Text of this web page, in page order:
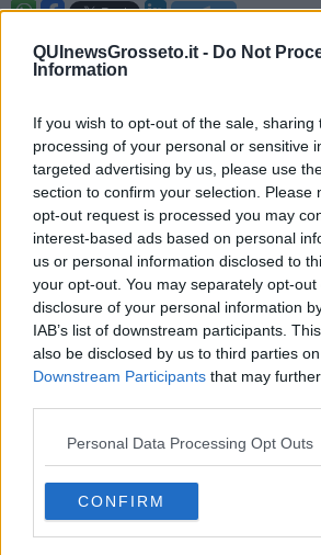
QUInewsGrosseto.it - Do Not
Information
If you wish to opt-out of the sale, sharing
processing of your personal or sensitive
targeted advertising by us, please use
section to confirm your selection. Please
opt-out request is processed you may
interest-based ads based on personal
us or personal information disclosed to
your opt-out. You may separately opt-
disclosure of your personal information
IAB’s list of downstream participants.
also be disclosed by us to third parties
Downstream Participants that may
Personal Data Processing Opt Outs
CONFIRM
CASTELFIORENTINO —Miss Toscana ha
Passaponti, lastudentessa senese
Guerriero.
E sarà dunque Ofelia - a Siena
rappresentare la Toscana sulle passerelle
testa alla delegazione di Miss in arrivo dal
successo sfaccettato: ha vinto infatti come
internet la fascia diMiss Social
Occhi marroni, capelli castani, segno
ha già in tasca la laurea triennale in
e adesso prosegue il suo
nell'ateneo senese. Traguardo: laurea
tecniche della comunicazione.
La prefinale del concorso nazionale si terrà
Numana, nelle Marche. La delegazione
Ofelia Passaponti conterà anche
Livorno (Miss Cinema),Alice Bellidi